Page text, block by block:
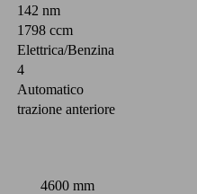
142 nm
1798 ccm
Elettrica/Benzina
4
Automatico
trazione anteriore
4600 mm